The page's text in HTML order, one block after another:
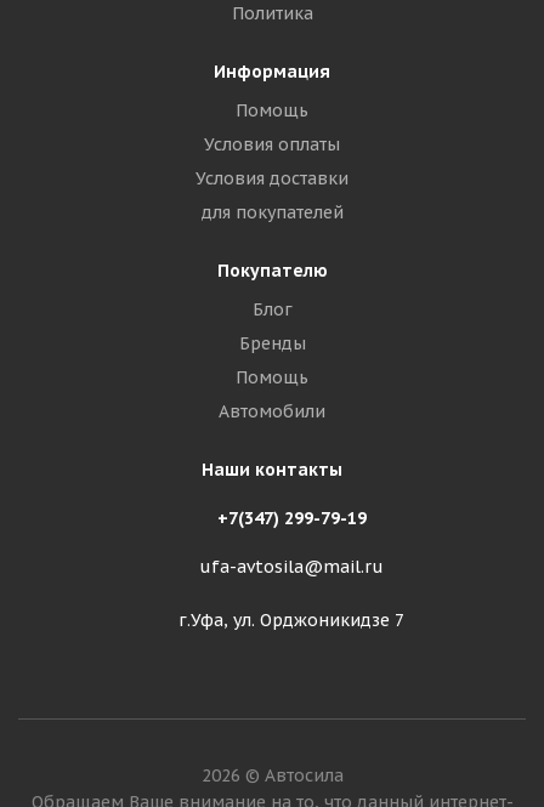
Политика
Информация
Помощь
Условия оплаты
Условия доставки
для покупателей
Покупателю
Блог
Бренды
Помощь
Автомобили
Наши контакты
+7(347) 299-79-19
ufa-avtosila@mail.ru
г.Уфа, ул. Орджоникидзе 7
2026 © Автосила
Обращаем Ваше внимание на то, что данный интернет-